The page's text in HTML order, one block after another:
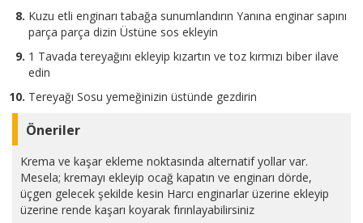
Kuzu etli enginarı tabağa sunumlandırın Yanına enginar sapını
parça parça dizin Üstüne sos ekleyin
1 Tavada tereyağını ekleyip kızartın ve toz kırmızı biber ilave
edin
Tereyağı Sosu yemeğinizin üstünde gezdirin
Öneriler
Krema ve kaşar ekleme noktasında alternatif yollar var.
Mesela; kremayı ekleyip ocağ kapatın ve enginarı dörde,
üçgen gelecek şekilde kesin Harcı enginarlar üzerine ekleyip
üzerine rende kaşarı koyarak fırınlayabilirsiniz